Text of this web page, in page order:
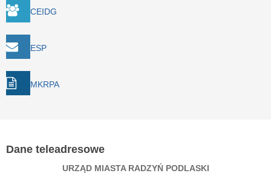
CEIDG
ESP
MKRPA
Dane teleadresowe
URZĄD MIASTA RADZYŃ PODLASKI